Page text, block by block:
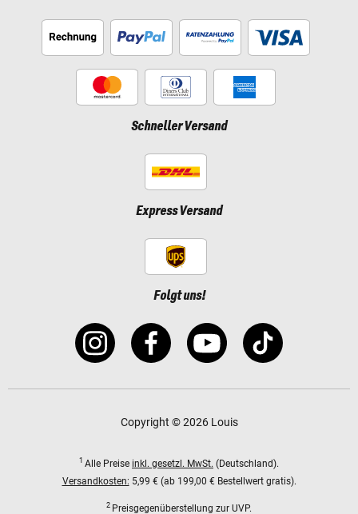
Schneller Versand
Express Versand
Folgt uns!
Copyright © 2026 Louis
1 Alle Preise inkl. gesetzl. MwSt. (Deutschland).
Versandkosten: 5,99 € (ab 199,00 € Bestellwert gratis).
2 Preisgegenüberstellung zur UVP.